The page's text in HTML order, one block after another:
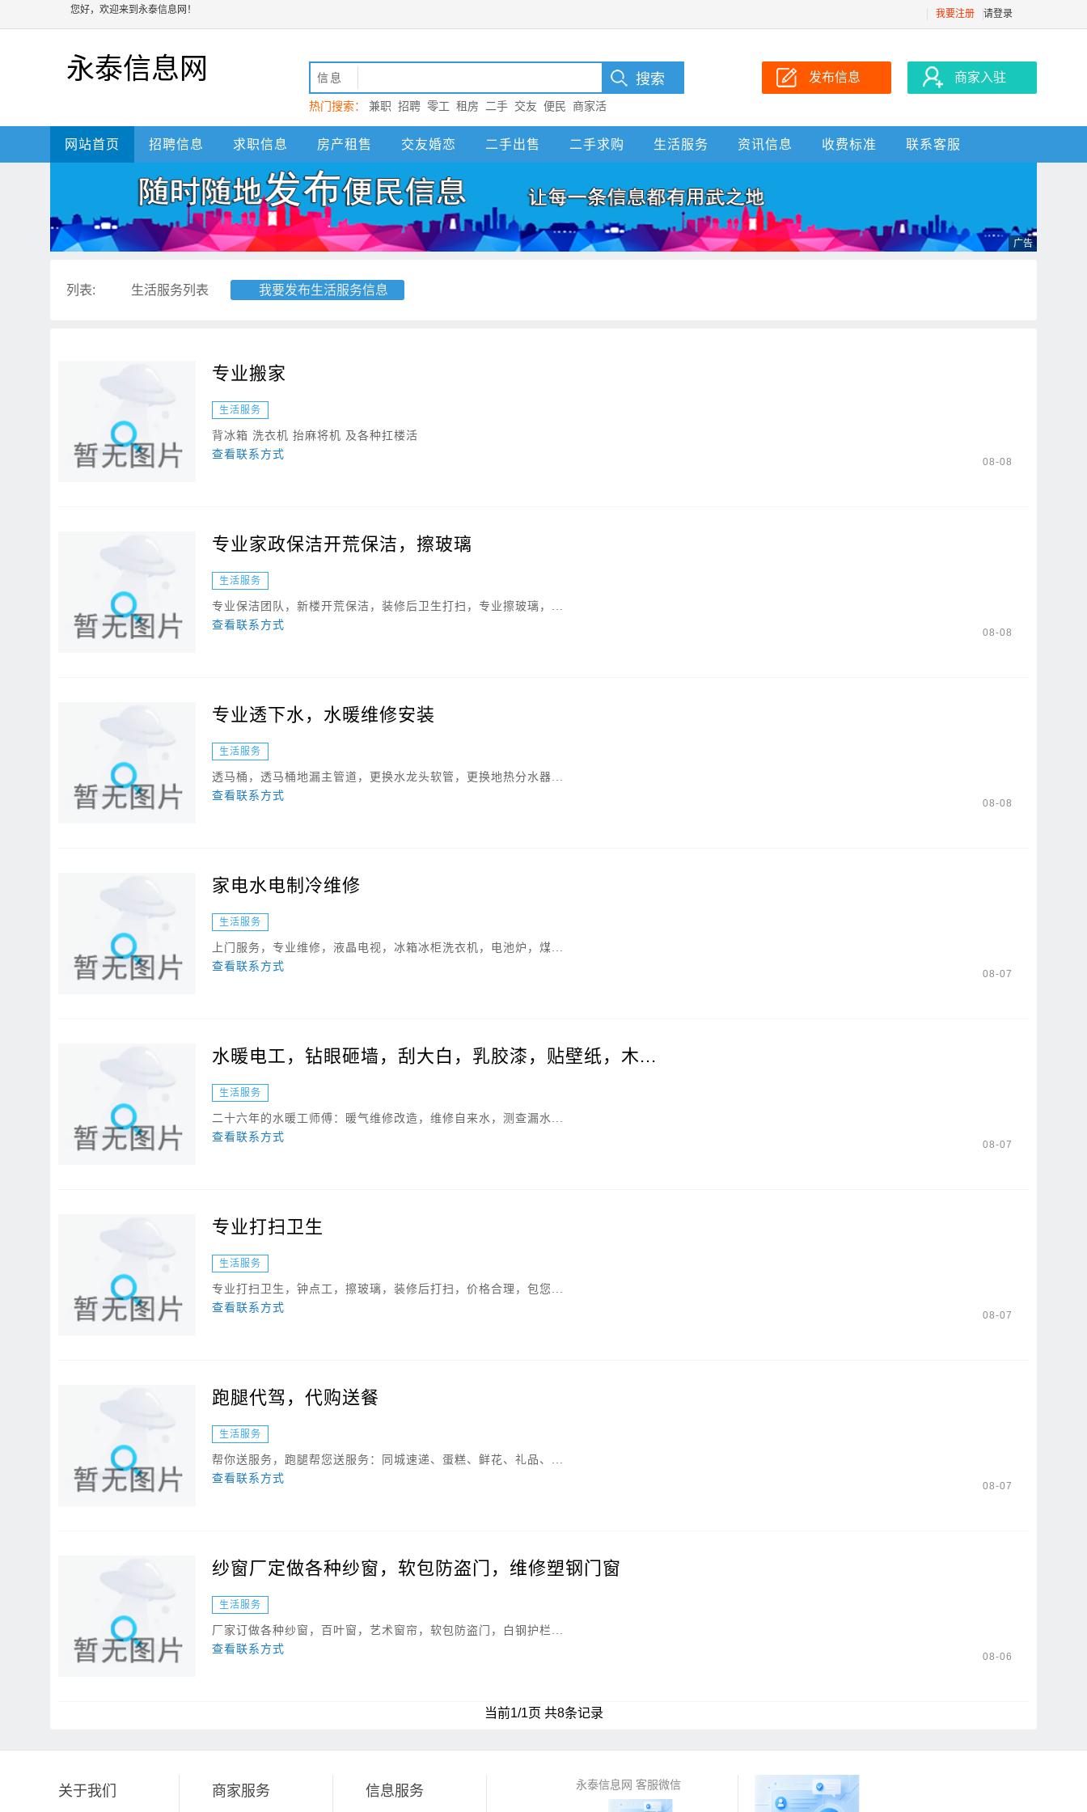
您好，欢迎来到永泰信息网！ 我要注册 请登录
永泰信息网 信息
热门搜索： 兼职 招聘 零工 租房 二手 交友 便民
商家活
动 永泰
发布信息 商家入驻
网站首页 招聘信息 求职信息 房产租售 交友婚恋 二手出售 二手求购 生活服务 资讯信息 收费标准 联系客服
列表: 生活服务列表 我要发布生活服务信息
08-08
专业搬家
生活服务
背冰箱 洗衣机 抬麻将机 及各种扛楼活
查看联系方式
08-08
专业家政保洁开荒保洁，擦玻璃
生活服务
专业保洁团队，新楼开荒保洁，装修后卫生打扫，专业擦玻璃，...
查看联系方式
08-08
专业透下水，水暖维修安装
生活服务
透马桶，透马桶地漏主管道，更换水龙头软管，更换地热分水器...
查看联系方式
08-07
家电水电制冷维修
生活服务
上门服务，专业维修，液晶电视，冰箱冰柜洗衣机，电池炉，煤...
查看联系方式
08-07
水暖电工，钻眼砸墙，刮大白，乳胶漆，贴壁纸，木...
生活服务
二十六年的水暖工师傅：暖气维修改造，维修自来水，测查漏水...
查看联系方式
08-07
专业打扫卫生
生活服务
专业打扫卫生，钟点工，擦玻璃，装修后打扫，价格合理，包您...
查看联系方式
08-07
跑腿代驾，代购送餐
生活服务
帮你送服务，跑腿帮您送服务：同城速递、蛋糕、鲜花、礼品、...
查看联系方式
08-06
纱窗厂定做各种纱窗，软包防盗门，维修塑钢门窗
生活服务
厂家订做各种纱窗，百叶窗，艺术窗帘，软包防盗门，白钢护栏...
查看联系方式
当前1/1页 共8条记录
关于我们 商家服务 信息服务 永泰信息网 客服微信